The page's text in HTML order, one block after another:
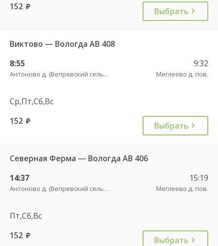
152 руб. Выбрать
Виктово — Вологда АВ 408
8:55
Антоново д. (Вепревский сельсовет)
9:32
Меглеево д. пов.
Ср,Пт,Сб,Вс
152 руб. Выбрать
Северная Ферма — Вологда АВ 406
14:37
Антоново д. (Вепревский сельсовет)
15:19
Меглеево д. пов.
Пт,Сб,Вс
152 руб. Выбрать